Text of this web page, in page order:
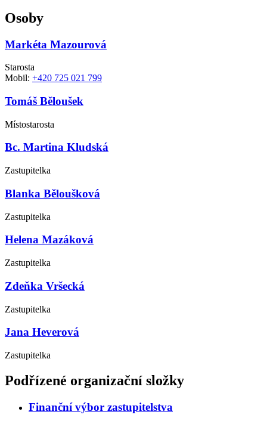
Osoby
Markéta Mazourová
Starosta
Mobil: +420 725 021 799
Tomáš Běloušek
Místostarosta
Bc. Martina Kludská
Zastupitelka
Blanka Běloušková
Zastupitelka
Helena Mazáková
Zastupitelka
Zdeňka Vršecká
Zastupitelka
Jana Heverová
Zastupitelka
Podřízené organizační složky
Finanční výbor zastupitelstva